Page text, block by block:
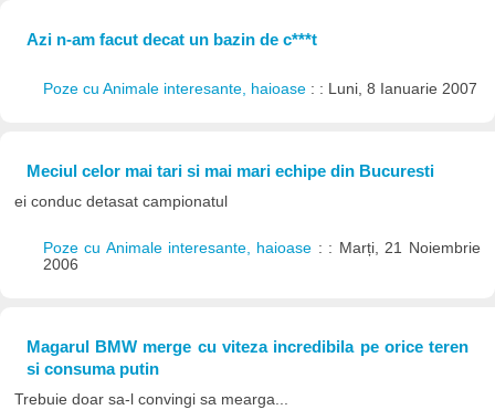
Azi n-am facut decat un bazin de c***t
Poze cu Animale interesante, haioase : : Luni, 8 Ianuarie 2007
Meciul celor mai tari si mai mari echipe din Bucuresti
ei conduc detasat campionatul
Poze cu Animale interesante, haioase : : Marți, 21 Noiembrie
2006
Magarul BMW merge cu viteza incredibila pe orice teren
si consuma putin
Trebuie doar sa-l convingi sa mearga...